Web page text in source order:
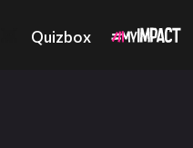
Quizbox